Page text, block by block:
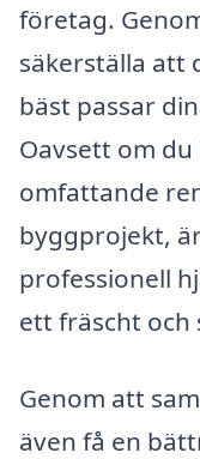
företag.
säkerställa att
bäst passar
Oavsett om
omfattande
byggprojekt,
professionell
ett fräscht och
Genom att
även få en